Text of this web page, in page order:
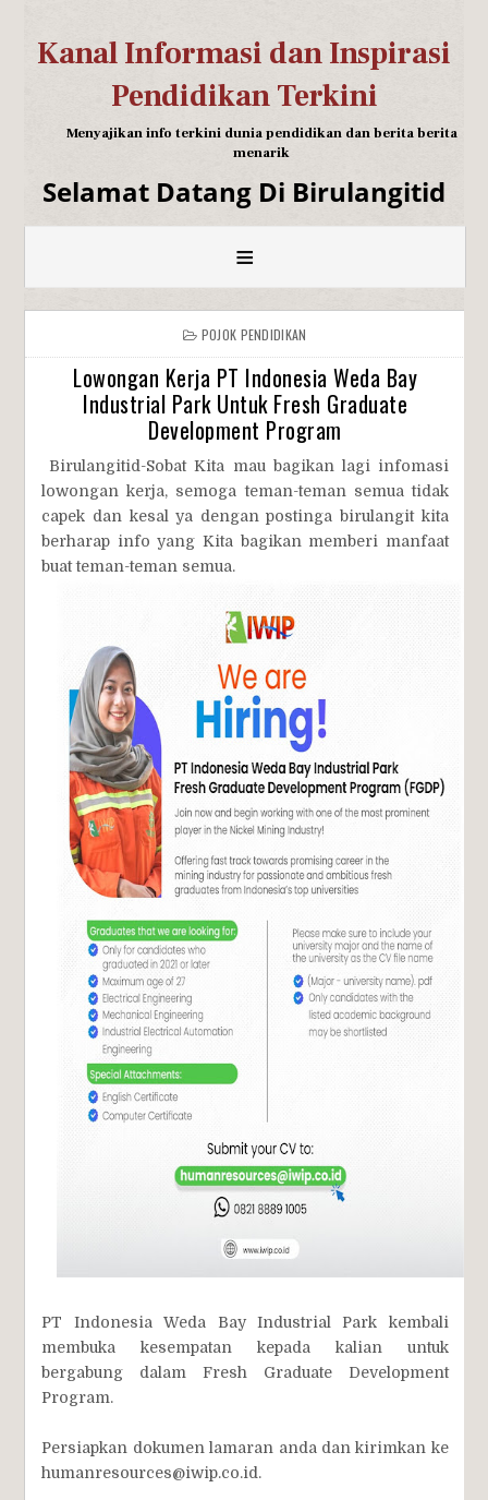
Kanal Informasi dan Inspirasi
Pendidikan Terkini
Menyajikan info terkini dunia pendidikan dan berita berita
menarik
Selamat Datang Di Birulangitid
≡
POJOK PENDIDIKAN
Lowongan Kerja PT Indonesia Weda Bay
Industrial Park Untuk Fresh Graduate
Development Program
Birulangitid-Sobat Kita mau bagikan lagi infomasi
lowongan kerja, semoga teman-teman semua tidak
capek dan kesal ya dengan postinga birulangit kita
berharap info yang Kita bagikan memberi manfaat
buat teman-teman semua.
PT Indonesia Weda Bay Industrial Park kembali
membuka kesempatan kepada kalian untuk
bergabung dalam Fresh Graduate Development
Program.
Persiapkan dokumen lamaran anda dan kirimkan ke
humanresources@iwip.co.id.